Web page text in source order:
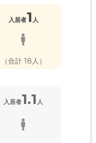
入居者1 人
（合計 18人）
入居者1.1 人